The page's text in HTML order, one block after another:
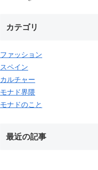
カテゴリ
ファッション
スペイン
カルチャー
モナド界隈
モナドのこと
最近の記事